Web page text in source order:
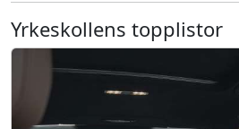
Yrkeskollens topplistor